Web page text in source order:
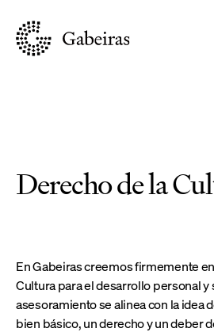
Derecho de la
En Gabeiras creemos firmemente
Cultura para el desarrollo personal y
asesoramiento se alinea con la idea
bien básico, un derecho y un deber